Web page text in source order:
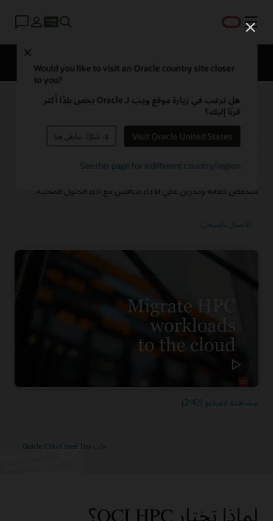
القائمة
Would you like to visit an Oracle country site closer
to you?
هل ترغب في زيارة موقع ويب لـ Oracle يخص بلدًا أكثر
قربًا إليك؟
Visit Oracle United States لا، شكرًا، سأبقى هنا
See this page for a different country/region
جرّب Oracle Cloud Free Tier
الحوسبة عالية الأداء (HPC)
تشغيل أحمال العمل المعقدة، مثل عمليات المحاكاة المتقدمة
منخفض للغاية وتخزين عالي الأداء يتنافس مع أداء الحلول المحلية.
مشاهدة الفيديو (2:42)
لماذا تختار OCI HPC؟